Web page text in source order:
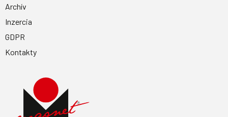
Archív
Inzercia
GDPR
Kontakty